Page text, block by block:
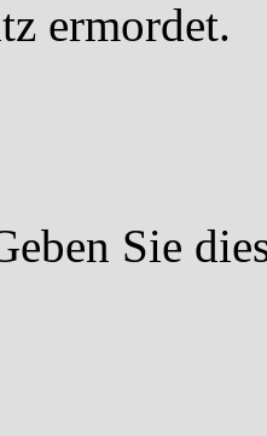
ermordet.
Sie